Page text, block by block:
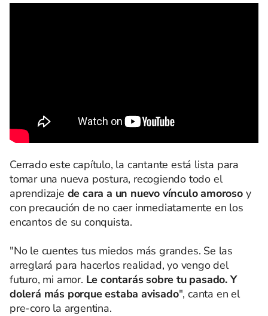
Cerrado este capítulo, la cantante está lista para
tomar una nueva postura, recogiendo todo el
aprendizaje de cara a un nuevo vínculo amoroso y
con precaución de no caer inmediatamente en los
encantos de su conquista.
"No le cuentes tus miedos más grandes. Se las
arreglará para hacerlos realidad, yo vengo del
futuro, mi amor. Le contarás sobre tu pasado. Y
dolerá más porque estaba avisado", canta en el
pre-coro la argentina.